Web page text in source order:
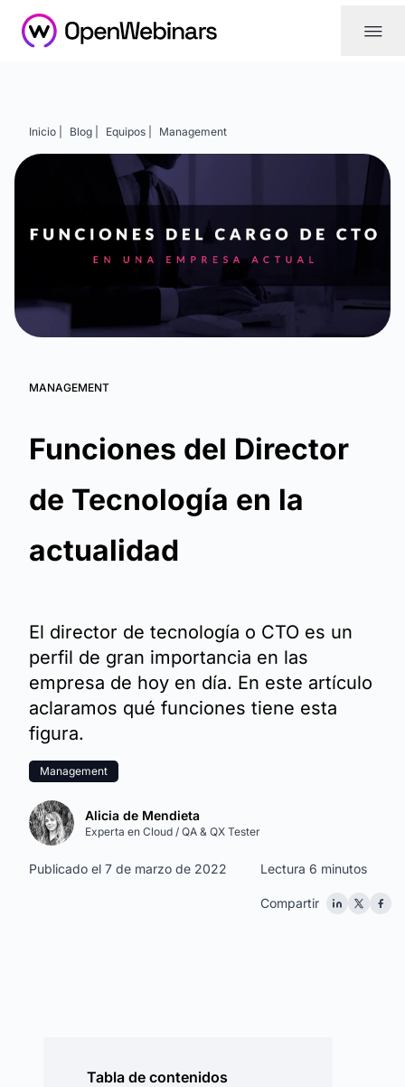
|||
Inicio | Blog | Equipos | Management
MANAGEMENT
Funciones del Director
de Tecnología en la
actualidad
El director de tecnología o CTO es un
perfil de gran importancia en las
empresa de hoy en día. En este artículo
aclaramos qué funciones tiene esta
figura.
Management
Alicia de Mendieta
Experta en Cloud / QA & QX Tester
Lectura 6 minutos
Publicado el 7 de marzo de 2022
Compartir
Tabla de contenidos